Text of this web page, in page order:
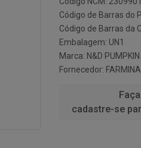
Código de Barras do
Código de Barras da
Embalagem: UN1
Marca: N&D PUMPKIN
Fornecedor:
cadastre-se